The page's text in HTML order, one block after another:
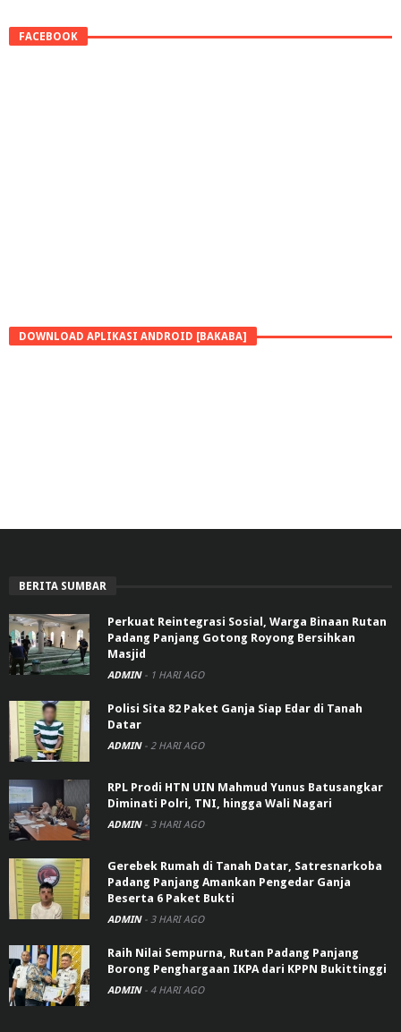
FACEBOOK
DOWNLOAD APLIKASI ANDROID [BAKABA]
BERITA SUMBAR
Perkuat Reintegrasi Sosial, Warga Binaan Rutan
Padang Panjang Gotong Royong Bersihkan
Masjid
ADMIN - 1 HARI AGO
Polisi Sita 82 Paket Ganja Siap Edar di Tanah
Datar
ADMIN - 2 HARI AGO
RPL Prodi HTN UIN Mahmud Yunus Batusangkar
Diminati Polri, TNI, hingga Wali Nagari
ADMIN - 3 HARI AGO
Gerebek Rumah di Tanah Datar, Satresnarkoba
Padang Panjang Amankan Pengedar Ganja
Beserta 6 Paket Bukti
ADMIN - 3 HARI AGO
Raih Nilai Sempurna, Rutan Padang Panjang
Borong Penghargaan IKPA dari KPPN Bukittinggi
ADMIN - 4 HARI AGO